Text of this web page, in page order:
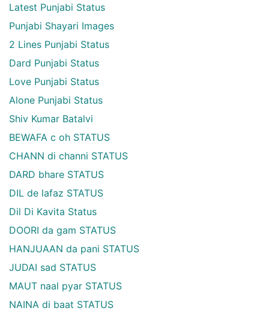
Latest Punjabi Status
Punjabi Shayari Images
2 Lines Punjabi Status
Dard Punjabi Status
Love Punjabi Status
Alone Punjabi Status
Shiv Kumar Batalvi
BEWAFA c oh STATUS
CHANN di channi STATUS
DARD bhare STATUS
DIL de lafaz STATUS
Dil Di Kavita Status
DOORI da gam STATUS
HANJUAAN da pani STATUS
JUDAI sad STATUS
MAUT naal pyar STATUS
NAINA di baat STATUS